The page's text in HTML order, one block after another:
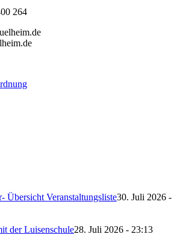
264
Übersicht Veranstaltungsliste30. Juli 2026 -
der Luisenschule28. Juli 2026 - 23:13